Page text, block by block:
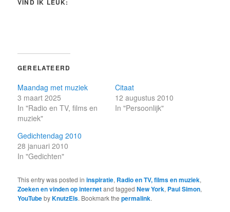
VIND IK LEUK:
GERELATEERD
Maandag met muziek
3 maart 2025
In "Radio en TV, films en
muziek"
Citaat
12 augustus 2010
In "Persoonlijk"
Gedichtendag 2010
28 januari 2010
In "Gedichten"
This entry was posted ininspiratie, Radio en TV, films en muziek,
Zoeken en vinden op internetand taggedNew York, Paul Simon,
YouTubebyKnutzEls. Bookmark thepermalink.